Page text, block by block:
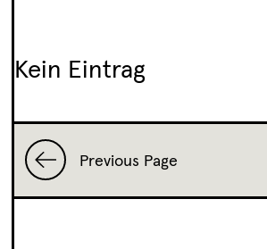
Kein Eintrag
Previous Page